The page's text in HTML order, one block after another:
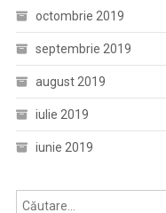
octombrie 2019
septembrie 2019
august 2019
iulie 2019
iunie 2019